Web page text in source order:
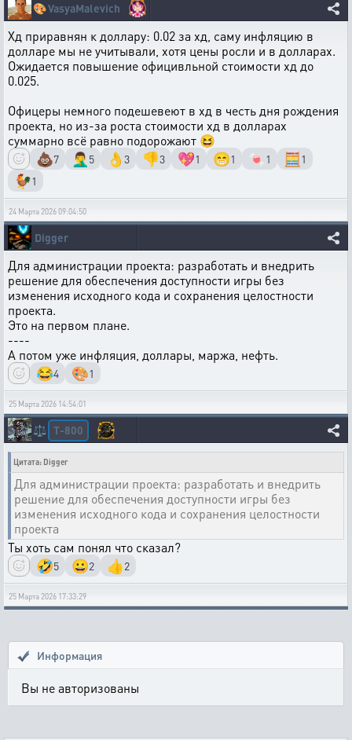
🎨VasyaMalevich
Хд приравнян к доллару: 0.02 за хд, саму инфляцию в
долларе мы не учитывали, хотя цены росли и в долларах.
Ожидается повышение официвльной стоимости хд до
0.025.
Офицеры немного подешевеют в хд в честь дня рождения
проекта, но из-за роста стоимости хд в долларах
суммарно всё равно подорожают 😆
💩7 🤦‍♂️ 5 👌 3 👎3 💖1 😁1 🍬 1 🧮 1
🐓1
24 Марта 2026 09:04:50
Digger
Для администрации проекта: разработать и внедрить
решение для обеспечения доступности игры без
изменения исходного кода и сохранения целостности
проекта.
Это на первом плане.
----
А потом уже инфляция, доллары, маржа, нефть.
😂4 🎨1
25 Марта 2026 14:54:01
⚖️ T-800
Цитата: Digger
Для администрации проекта: разработать и внедрить
решение для обеспечения доступности игры без
изменения исходного кода и сохранения целостности
проекта
Ты хоть сам понял что сказал?
🤣5 😀2 👍2
25 Марта 2026 17:33:29
Информация
Вы не авторизованы